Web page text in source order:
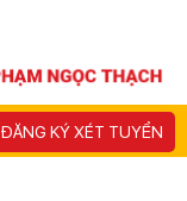
ĐĂNG KÝ XÉT TUYỂN